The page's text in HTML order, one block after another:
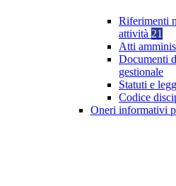
Riferimenti
attività 21
Atti
Documenti
gestionale
Statuti e
Codice
Oneri informativi